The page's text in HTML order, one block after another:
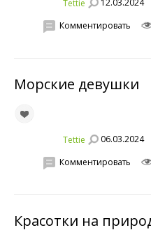
Tettie 12.03.2024
Комментировать
Морские девушки
Tettie 06.03.2024
Комментировать
Красотки на